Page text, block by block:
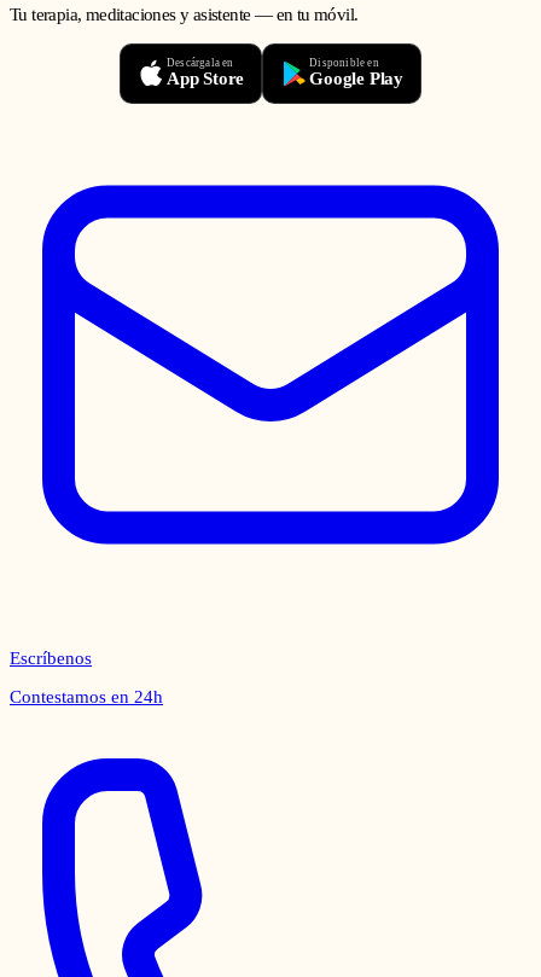
Tu terapia, meditaciones y asistente — en tu móvil.
Descárgala en
App Store
Disponible en
Google Play
Escríbenos
Contestamos en 24h